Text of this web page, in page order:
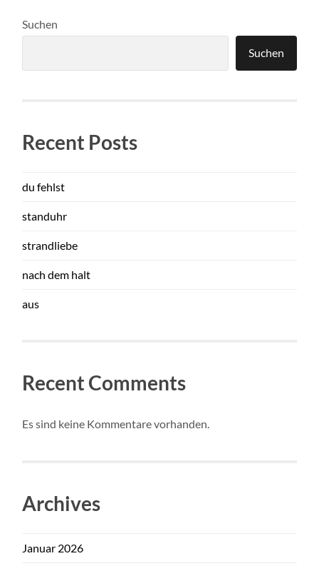
Suchen
Suchen
Recent Posts
du fehlst
standuhr
strandliebe
nach dem halt
aus
Recent Comments
Es sind keine Kommentare vorhanden.
Archives
Januar 2026